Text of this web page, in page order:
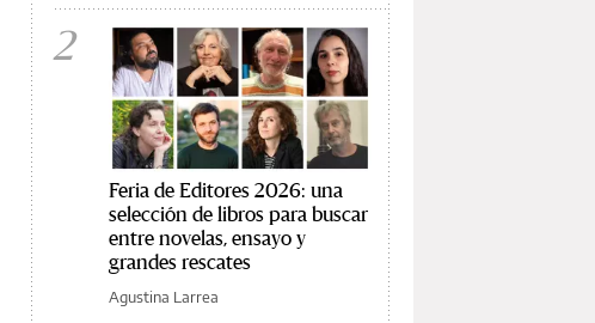
2
Feria de Editores 2026: una
selección de libros para buscar
entre novelas, ensayo y
grandes rescates
Agustina Larrea